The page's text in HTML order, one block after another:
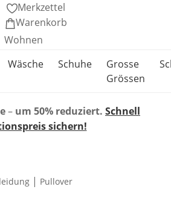
Merkzettel
Warenkorb
Wohnen
Wäsche Schuhe
Grosse
Grössen
– um 50% reduziert. Schnell
sichern!
| Pullover